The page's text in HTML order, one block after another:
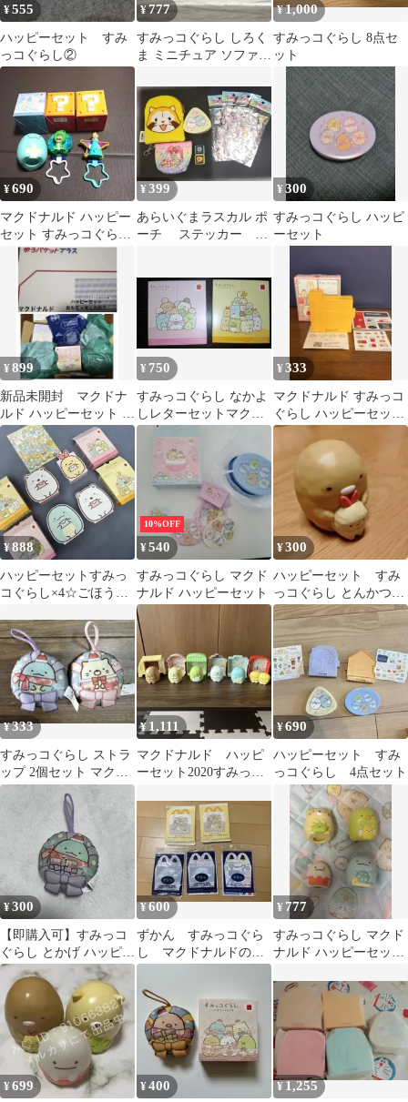
¥555
ハッピーセット すみ
っコぐらし②
¥777
すみっコぐらし しろく
ま ミニチュア ソファ
ァッキン
¥1,000
すみっコぐらし 8点セ
ット
¥690
マクドナルド ハッピー
セット すみっコぐらし
マリオ おもちゃ まとめ
¥399
あらいぐまラスカル ポ
ーチ ステッカー 小
¥300
すみっコぐらし ハッピ
ーセット
¥899
新品未開封 マクドナ
ルド ハッピーセット グ
ッズ 6点まとめ売り
¥ 750
すみっコぐらし なかよ
しレターセットマクド
ナルド ハッピーセット
各１ 計２個
¥333
マクドナルド すみっコ
ぐらし ハッピーセット
おもちゃ
¥888
ハッピーセットすみっ
コぐらし×4☆ごほうび
付き☆
10%OFF
¥540
すみっコぐらし マクド
ナルド ハッピーセット
¥300
ハッピーセット すみ
っコぐらし とんかつ＆
えびふらいのしっぽ フ
ィギュア
¥333
すみっコぐらし ストラ
ップ 2個セット マクド
ナルド ハッピーセット
¥ 1,111
マクドナルド ハッピ
ーセット2020すみっコ
種類セット
¥ 690
ハッピーセット すみ
っコぐらし 4点セット
¥300
【即購入可】すみっコ
ぐらし とかげ ハッピー
セット おもちゃ
¥600
ずかん すみっコぐら
し マクドナルドのお
まけまとめ売り
¥ 777
すみっコぐらし マクド
ナルド ハッピーセット
¥699 ¥400 ¥ 1,255